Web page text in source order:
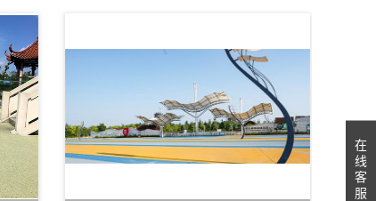
在
线
客
服